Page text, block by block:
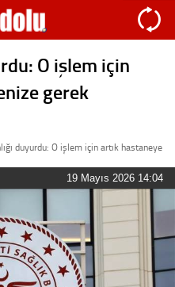
O işlem için
gerek
duyurdu: O işlem için artık hastaneye
19 Mayıs 2026 14:04